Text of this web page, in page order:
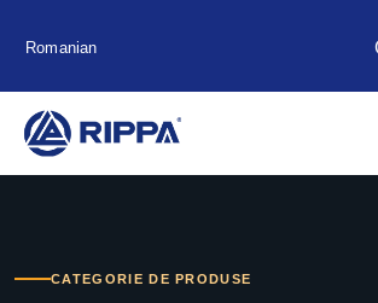
Romanian
CATEGORIE DE PRODUSE